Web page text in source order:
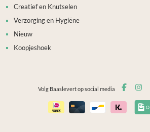
Creatief en Knutselen
Verzorging en Hygiëne
Nieuw
Koopjeshoek
Volg Baaslevert op social media